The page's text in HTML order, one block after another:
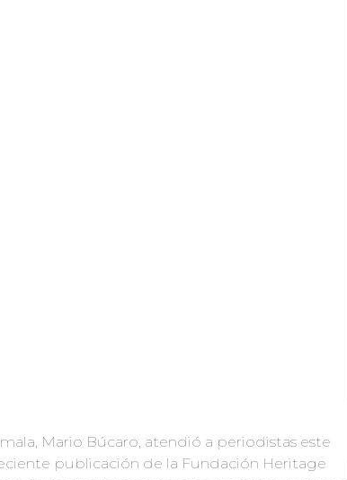
Mario Búcaro, atendió a periodistas este
publicación de la Fundación Heritage